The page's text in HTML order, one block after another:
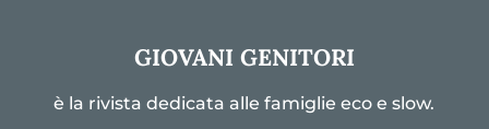
GIOVANI GENITORI
è la rivista dedicata alle famiglie eco e slow.